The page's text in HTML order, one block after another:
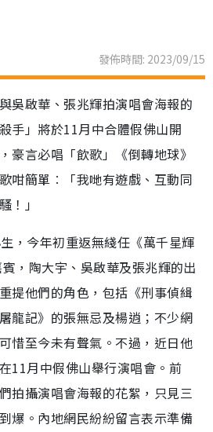
發佈時間: 2023/09/15
吳啟華、張兆輝拍演唱會海報的
手」將於11月中合體假佛山開
豪言必唱「飲歌」《倒轉地球》
咁簡單︰「我哋有遊戲、互動同
！」
，今年初重返無綫任《萬千星輝
，陶大宇、吳啟華及張兆輝的出
提他們的角色，包括《刑事偵緝
龍記》的張無忌及楊逍；不少網
惜至今未有聲氣。不過，近日他
11月中假佛山舉行演唱會。前
拍攝演唱會海報的花絮，只見三
爆。內地網民紛紛留言表示準備